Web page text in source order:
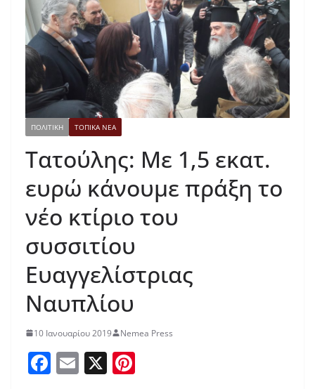
ΠΟΛΙΤΙΚΗ ΤΟΠΙΚΑ ΝΕΑ
Τατούλης: Με 1,5 εκατ.
ευρώ κάνουμε πράξη το
νέο κτίριο του
συσσιτίου
Ευαγγελίστριας
Ναυπλίου
10 Ιανουαρίου 2019 Nemea Press
F E X